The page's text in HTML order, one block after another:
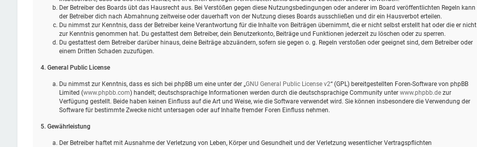
Der Betreiber des Boards übt das Hausrecht aus. Bei Verstößen gegen diese Nutzungsbedingungen oder anderer im Board veröffentlichten Regeln kann
der Betreiber dich nach Abmahnung zeitweise oder dauerhaft von der Nutzung dieses Boards ausschließen und dir ein Hausverbot erteilen.
Du nimmst zur Kenntnis, dass der Betreiber keine Verantwortung für die Inhalte von Beiträgen übernimmt, die er nicht selbst erstellt hat oder die er nicht
zur Kenntnis genommen hat. Du gestattest dem Betreiber, dein Benutzerkonto, Beiträge und Funktionen jederzeit zu löschen oder zu sperren.
Du gestattest dem Betreiber darüber hinaus, deine Beiträge abzuändern, sofern sie gegen o. g. Regeln verstoßen oder geeignet sind, dem Betreiber oder
einem Dritten Schaden zuzufügen.
4. General Public License
Du nimmst zur Kenntnis, dass es sich bei phpBB um eine unter der „GNU General Public License v2“ (GPL) bereitgestellten Foren-Software von phpBB
Limited (www.phpbb.com) handelt; deutschsprachige Informationen werden durch die deutschsprachige Community unter www.phpbb.dezur
Verfügung gestellt. Beide haben keinen Einfluss auf die Art und Weise, wie die Software verwendet wird. Sie können insbesondere die Verwendung der
Software für bestimmte Zwecke nicht untersagen oder auf Inhalte fremder Foren Einfluss nehmen.
5. Gewährleistung
Der Betreiber haftet mit Ausnahme der Verletzung von Leben, Körper und Gesundheit und der Verletzung wesentlicher Vertragspflichten